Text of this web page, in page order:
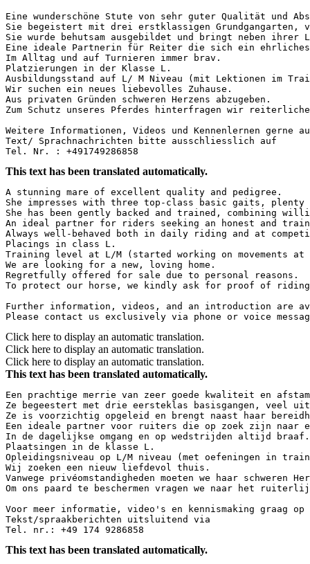
Eine wunderschöne Stute von sehr guter Qualität und
Sie begeistert mit drei erstklassigen Grundgangarten,
Sie wurde behutsam ausgebildet und bringt neben
Eine ideale Partnerin für Reiter die sich ein ehrliches
Im Alltag und auf Turnieren immer brav.
Platzierungen in der Klasse L.
Ausbildungsstand auf L/ M Niveau (mit Lektionen im
Wir suchen ein neues liebevolles Zuhause.
Aus privaten Gründen schweren Herzens abzugeben.
Zum Schutz unseres Pferdes hinterfragen wir
Weitere Informationen, Videos und Kennenlernen gerne
Text/ Sprachnachrichten bitte ausschliesslich auf
Tel. Nr. : +491749286858
This text has been translated automatically.
A stunning mare of excellent quality and pedigree.
She impresses with three top-class basic gaits,
She has been gently backed and trained, combining
An ideal partner for riders seeking an honest and
Always well-behaved both in daily riding and at
Placings in class L.
Training level at L/M (started working on
We are looking for a new, loving home.
Regretfully offered for sale due to personal reasons.
To protect our horse, we kindly ask for proof of
Further information, videos, and an introduction are
Please contact us exclusively via phone or voice
Click here to display an automatic translation.
Click here to display an automatic translation.
Click here to display an automatic translation.
This text has been translated automatically.
Een prachtige merrie van zeer goede kwaliteit en
Ze begeestert met drie eersteklas basisgangen,
Ze is voorzichtig opgeleid en brengt naast haar
Een ideale partner voor ruiters die op zoek zijn
In de dagelijkse omgang en op wedstrijden altijd
Plaatsingen in de klasse L.
Opleidingsniveau op L/M niveau (met oefeningen in
Wij zoeken een nieuw liefdevol thuis.
Vanwege privéomstandigheden moeten we haar schweren
Om ons paard te beschermen vragen we naar het
Voor meer informatie, video's en kennismaking graag
Tekst/spraakberichten uitsluitend via
Tel. nr.: +49 174 9286858
This text has been translated automatically.